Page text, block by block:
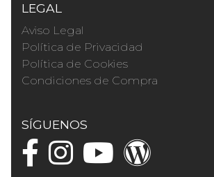
LEGAL
Aviso Legal
Política de Privacidad
Política de Cookies
Condiciones de Compra
SÍGUENOS